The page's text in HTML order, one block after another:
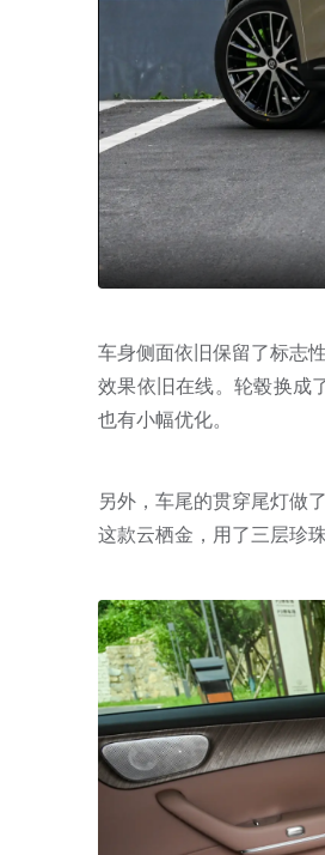
车身侧面依旧保留了标志
效果依旧在线。轮毂换成
也有小幅优化。
另外，车尾的贯穿尾灯做
这款云栖金，用了三层珍